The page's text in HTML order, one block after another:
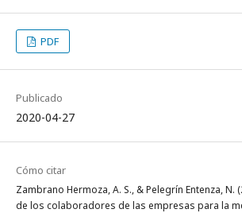
PDF
Publicado
2020-04-27
Cómo citar
Zambrano Hermoza, A. S., & Pelegrín Entenza, N.
de los colaboradores de las empresas para la